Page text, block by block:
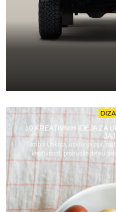
10 KREATIVNIH IDEJA ZA
Simbol Uskrsa, uskršnja jaja,
kreativnost, probudite dete u